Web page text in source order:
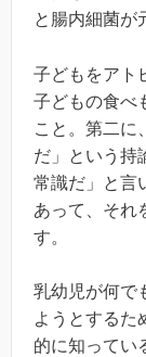
と腸内細菌が
子どもをアト
子どもの食べ
こと。第二に
だ」という持
常識だ」と言
あって、それ
す。
乳幼児が何で
ようとするた
的に知ってい